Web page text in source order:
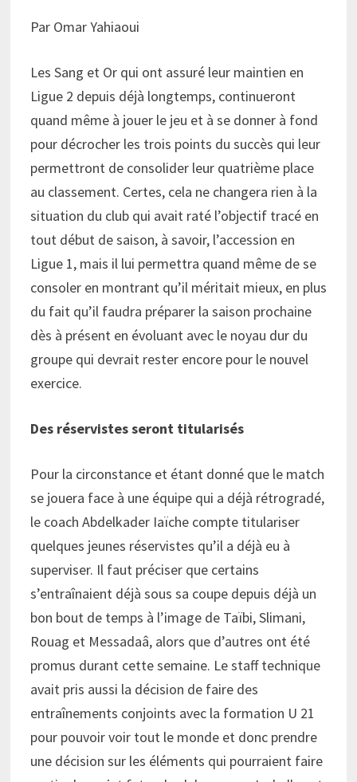
Par Omar Yahiaoui
Les Sang et Or qui ont assuré leur maintien en
Ligue 2 depuis déjà longtemps, continueront
quand même à jouer le jeu et à se donner à fond
pour décrocher les trois points du succès qui leur
permettront de consolider leur quatrième place
au classement. Certes, cela ne changera rien à la
situation du club qui avait raté l’objectif tracé en
tout début de saison, à savoir, l’accession en
Ligue 1, mais il lui permettra quand même de se
consoler en montrant qu’il méritait mieux, en plus
du fait qu’il faudra préparer la saison prochaine
dès à présent en évoluant avec le noyau dur du
groupe qui devrait rester encore pour le nouvel
exercice.
Des réservistes seront titularisés
Pour la circonstance et étant donné que le match
se jouera face à une équipe qui a déjà rétrogradé,
le coach Abdelkader Iaïche compte titulariser
quelques jeunes réservistes qu’il a déjà eu à
superviser. Il faut préciser que certains
s’entraînaient déjà sous sa coupe depuis déjà un
bon bout de temps à l’image de Taïbi, Slimani,
Rouag et Messadaâ, alors que d’autres ont été
promus durant cette semaine. Le staff technique
avait pris aussi la décision de faire des
entraînements conjoints avec la formation U 21
pour pouvoir voir tout le monde et donc prendre
une décision sur les éléments qui pourraient faire